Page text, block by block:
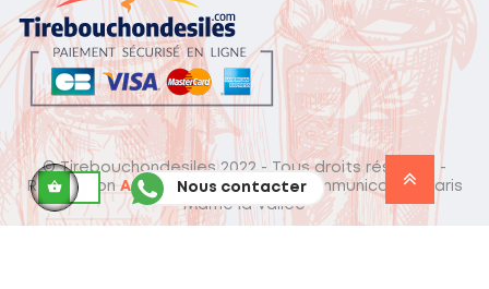
© Tirebouchondesiles 2022 - Tous droits réservés -
Réalisation AdgenSii- Agence de Communication Paris
Marne la Vallée
Nous contacter